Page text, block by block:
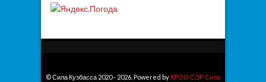
© Сила Кузбасса 2020 - 2026. Powered by КРОО СЭР Сила